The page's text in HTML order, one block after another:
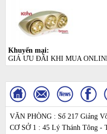
Khuyến mại:
GIÁ ƯU ĐÃI KHI MUA
VĂN PHÒNG : Số 217 Giảng
CƠ SỞ 1 : 45 Lý Thánh Tông -